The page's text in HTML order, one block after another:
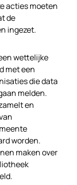
acties moeten
de
ingezet.
wettelijke
met een
die data
melden.
en
worden.
maken over